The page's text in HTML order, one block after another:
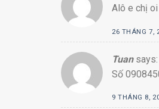
Alô e chị oi
26 THÁNG 7,
Tuan says:
Số
9 THÁNG 8,